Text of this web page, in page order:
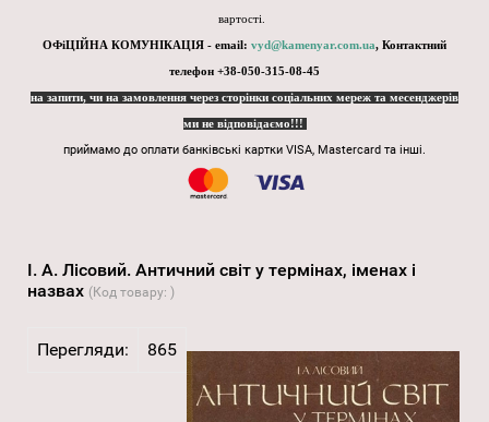
вартості.
ОФіЦІЙНА КОМУНІКАЦІЯ - email: vyd@kamenyar.com.ua, Контактний
телефон +38-050-315-08-45
на запити, чи на замовлення через сторінки соціальних мереж та месенджерів
ми не відповідаємо!!!
приймамо до оплати банківські картки VISA, Mastercard та інші.
І. А. Лісовий. Античний світ у термінах, іменах і
назвах (Код товару: )
Перегляди: 865